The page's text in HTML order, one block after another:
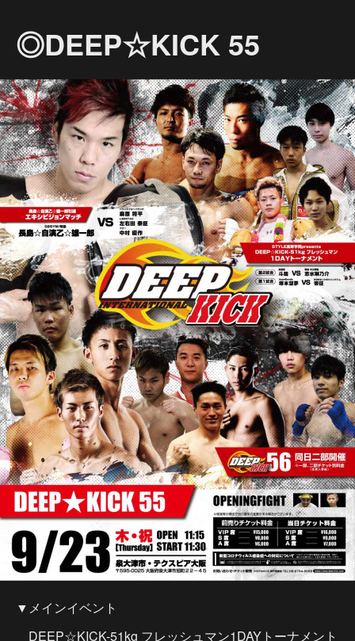
◎DEEP☆KICK 55
▼メインイベント
DEEP☆KICK-51kg フレッシュマン1DAYトーナメント